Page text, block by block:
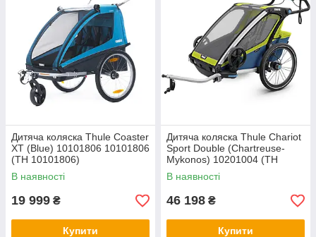
Дитяча коляска Thule Coaster
XT (Blue) 10101806 10101806
(TH 10101806)
В наявності
19 999 ₴
Купити
Дитяча коляска Thule Chariot
Sport Double (Chartreuse-
Mykonos) 10201004 (TH
10201004)
В наявності
46 198 ₴
Купити